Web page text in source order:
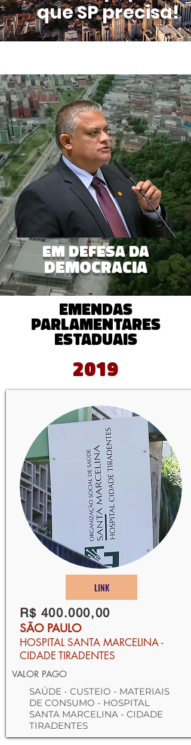
que SP precisa!
EM DEFESA DA
DEMOCRACIA
emendas
PARLAMENTARES
ESTADUAIS
2019
LINK
R$ 400.000,00
SÃO PAULO
HOSPITAL SANTA MARCELINA -
CIDADE TIRADENTES
VALOR PAGO
SAÚDE - CUSTEIO - MATERIAIS
DE CONSUMO - HOSPITAL
SANTA MARCELINA - CIDADE
TIRADENTES